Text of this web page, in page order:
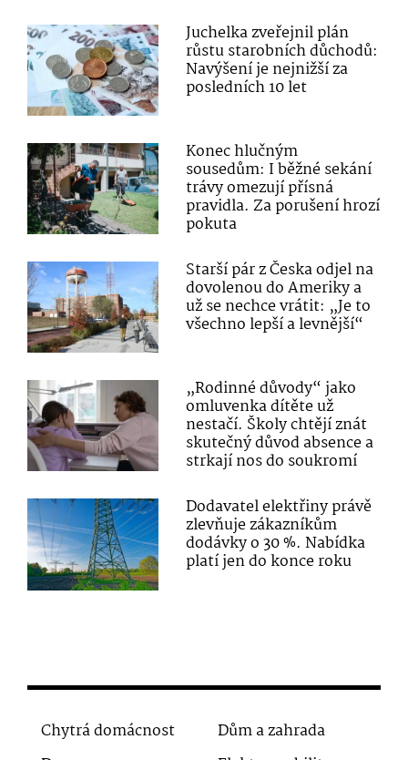
Juchelka zveřejnil plán
růstu starobních důchodů:
Navýšení je nejnižší za
posledních 10 let
Konec hlučným
sousedům: I běžné sekání
trávy omezují přísná
pravidla. Za porušení hrozí
pokuta
Starší pár z Česka odjel na
dovolenou do Ameriky a
už se nechce vrátit: „Je to
všechno lepší a levnější“
„Rodinné důvody“ jako
omluvenka dítěte už
nestačí. Školy chtějí znát
skutečný důvod absence a
strkají nos do soukromí
Dodavatel elektřiny právě
zlevňuje zákazníkům
dodávky o 30 %. Nabídka
platí jen do konce roku
Chytrá domácnost
Dům a zahrada